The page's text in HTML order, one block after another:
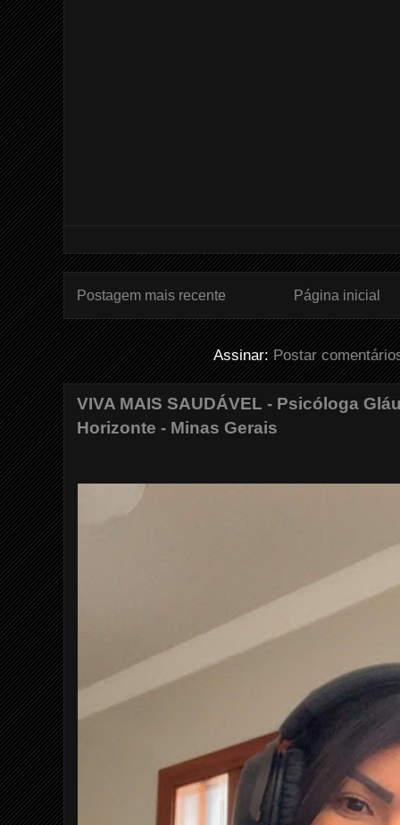
Postagem mais recente Página inicial
Assinar:Postar
VIVA MAIS SAUDÁVEL - Psicóloga
Horizonte - Minas Gerais